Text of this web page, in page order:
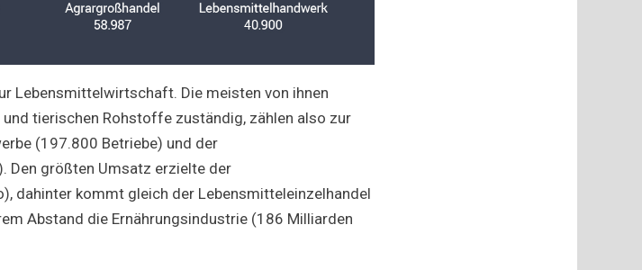
Lebensmittelwirtschaft. Die meisten von ihnen
tierischen Rohstoffe zuständig, zählen also zur
(197.800 Betriebe) und der
Den größten Umsatz erzielte der
dahinter kommt gleich der Lebensmitteleinzelhandel
Abstand die Ernährungsindustrie (186 Milliarden